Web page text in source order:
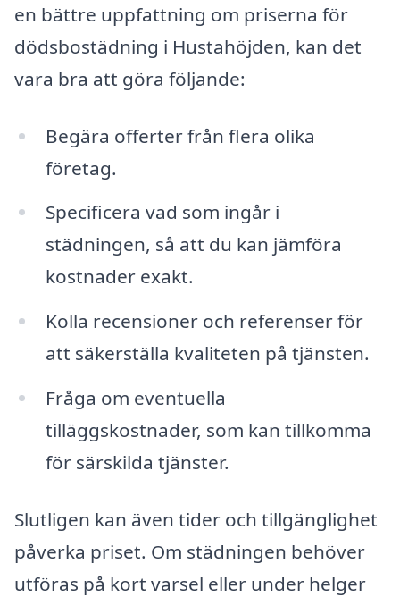
en bättre uppfattning om priserna för
dödsbostädning i Hustahöjden, kan det
vara bra att göra följande:
Begära offerter från flera olika
företag.
Specificera vad som ingår i
städningen, så att du kan jämföra
kostnader exakt.
Kolla recensioner och referenser för
att säkerställa kvaliteten på tjänsten.
Fråga om eventuella
tilläggskostnader, som kan tillkomma
för särskilda tjänster.
Slutligen kan även tider och tillgänglighet
påverka priset. Om städningen behöver
utföras på kort varsel eller under helger